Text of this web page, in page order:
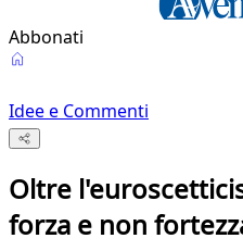
Abbonati
Idee e Commenti
Oltre
forza e non